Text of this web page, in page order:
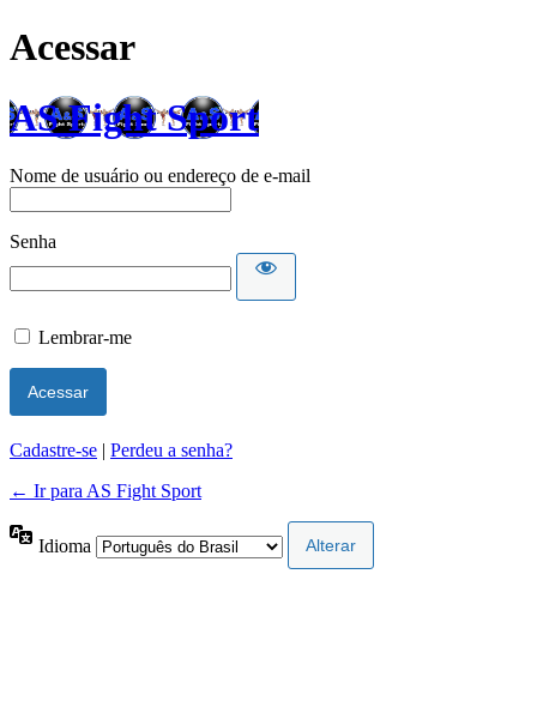
Acessar
AS Fight Sport
Nome de usuário ou endereço de e-mail
Senha
Lembrar-me
Cadastre-se | Perdeu a senha?
← Ir para AS Fight Sport
Idioma